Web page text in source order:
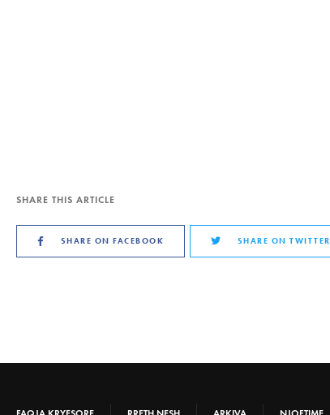
SHARE THIS ARTICLE
SHARE ON FACEBOOK SHARE ON TWITTER
FAQJA KRYESORE RRETH NESH ARKIVA NJOFTIME